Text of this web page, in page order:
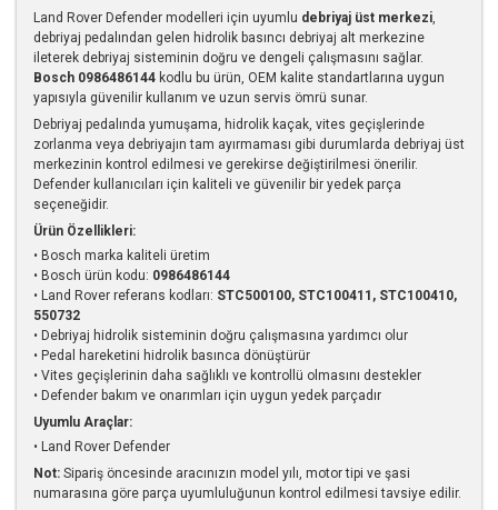
Land Rover Defender modelleri için uyumlu debriyaj üst merkezi
debriyaj pedalından gelen hidrolik basıncı debriyaj alt merkezine
ileterek debriyaj sisteminin doğru ve dengeli çalışmasını sağlar.
Bosch 0986486144 kodlu bu ürün, OEM kalite standartlarına uygun
yapısıyla güvenilir kullanım ve uzun servis ömrü sunar.
Debriyaj pedalında yumuşama, hidrolik kaçak, vites geçişlerinde
zorlanma veya debriyajın tam ayırmaması gibi durumlarda debriyaj üst
merkezinin kontrol edilmesi ve gerekirse değiştirilmesi önerilir.
Defender kullanıcıları için kaliteli ve güvenilir bir yedek parça
seçeneğidir.
Ürün Özellikleri:
• Bosch marka kaliteli üretim
• Bosch ürün kodu: 0986486144
• Land Rover referans kodları: STC500100, STC100411, STC100410,
550732
• Debriyaj hidrolik sisteminin doğru çalışmasına yardımcı olur
• Pedal hareketini hidrolik basınca dönüştürür
• Vites geçişlerinin daha sağlıklı ve kontrollü olmasını destekler
• Defender bakım ve onarımları için uygun yedek parçadır
Uyumlu Araçlar:
• Land Rover Defender
Not: Sipariş öncesinde aracınızın model yılı, motor tipi ve şasi
numarasına göre parça uyumluluğunun kontrol edilmesi tavsiye edilir.